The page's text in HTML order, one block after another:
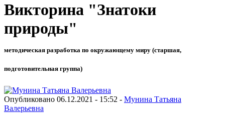
Викторина "Знатоки
природы"
методическая разработка по окружающему миру (старшая,
подготовительная группа)
Опубликовано 06.12.2021 - 15:52 - Мунина Татьяна
Валерьевна